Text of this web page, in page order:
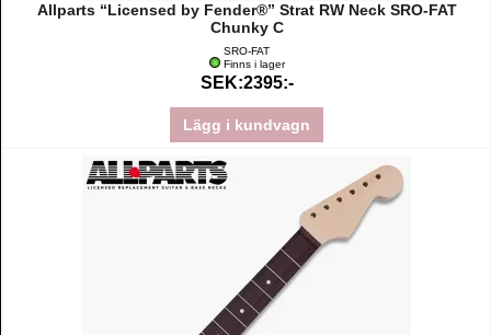
Allparts “Licensed by Fender®” Strat RW Neck SRO-FAT
Chunky C
SRO-FAT
Finns i lager
SEK:2395:-
Lägg i kundvagn